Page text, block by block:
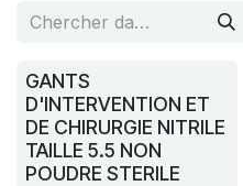
GANTS
D'INTERVENTION ET
DE CHIRURGIE NITRILE
TAILLE 5.5 NON
POUDRE STERILE